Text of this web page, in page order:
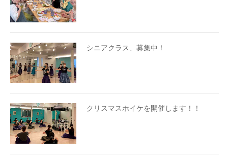
シニアクラス、募集中！
クリスマスホイケを開催します！！